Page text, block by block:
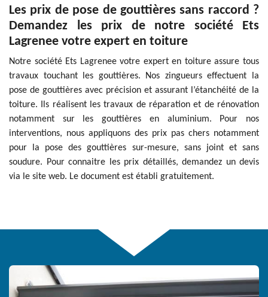
Les prix de pose de gouttières sans raccord ?
Demandez les prix de notre société Ets
Lagrenee votre expert en toiture
Notre société Ets Lagrenee votre expert en toiture assure tous
travaux touchant les gouttières. Nos zingueurs effectuent la
pose de gouttières avec précision et assurant l’étanchéité de la
toiture. Ils réalisent les travaux de réparation et de rénovation
notamment sur les gouttières en aluminium. Pour nos
interventions, nous appliquons des prix pas chers notamment
pour la pose des gouttières sur-mesure, sans joint et sans
soudure. Pour connaitre les prix détaillés, demandez un devis
via le site web. Le document est établi gratuitement.